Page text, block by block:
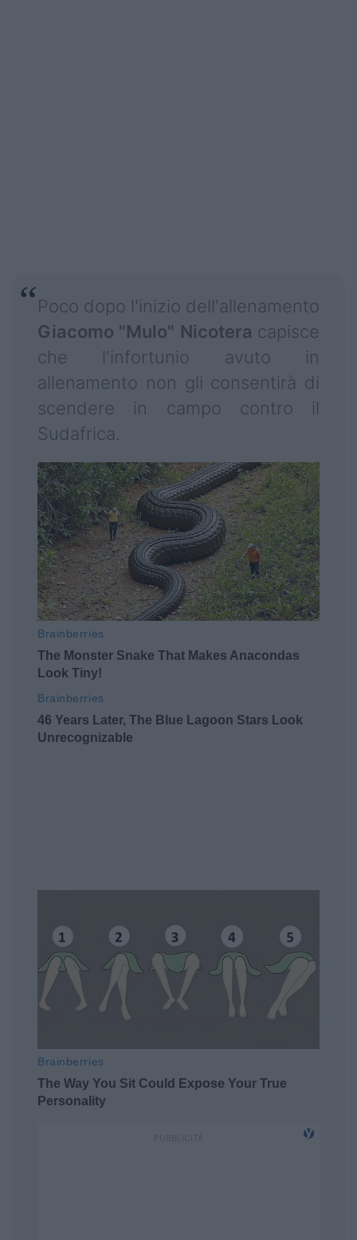
Poco dopo l'inizio dell'allenamento
Giacomo "Mulo" Nicotera capisce
che l'infortunio avuto in
allenamento non gli consentirà di
scendere in campo contro il
Sudafrica.